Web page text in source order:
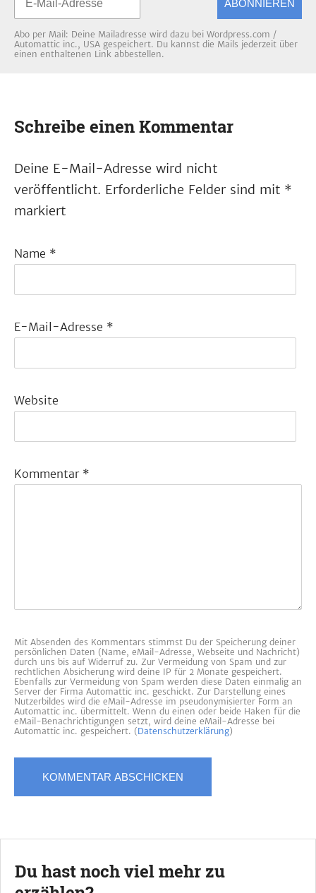
ABONNIEREN
Abo per Mail: Deine Mailadresse wird dazu bei Wordpress.com /
Automattic inc., USA gespeichert. Du kannst die Mails jederzeit über
einen enthaltenen Link abbestellen.
Schreibe einen Kommentar
Deine E-Mail-Adresse wird nicht
veröffentlicht. Erforderliche Felder sind mit *
markiert
Name *
E-Mail-Adresse *
Website
Kommentar *
Mit Absenden des Kommentars stimmst Du der Speicherung deiner
persönlichen Daten (Name, eMail-Adresse, Webseite und Nachricht)
durch uns bis auf Widerruf zu. Zur Vermeidung von Spam und zur
rechtlichen Absicherung wird deine IP für 2 Monate gespeichert.
Ebenfalls zur Vermeidung von Spam werden diese Daten einmalig an
Server der Firma Automattic inc. geschickt. Zur Darstellung eines
Nutzerbildes wird die eMail-Adresse im pseudonymisierter Form an
Automattic inc. übermittelt. Wenn du einen oder beide Haken für die
eMail-Benachrichtigungen setzt, wird deine eMail-Adresse bei
Automattic inc. gespeichert. (Datenschutzerklärung)
Du hast noch viel mehr zu